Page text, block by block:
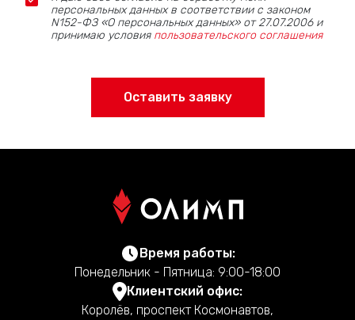
персональных данных в соответствии с законом
N152-ФЗ «О персональных данных» от 27.07.2006 и
принимаю условия пользовательского соглашения
Оставить заявку
Время работы:
Понедельник - Пятница: 9:00-18:00
Клиентский офис:
Королёв, проспект Космонавтов,